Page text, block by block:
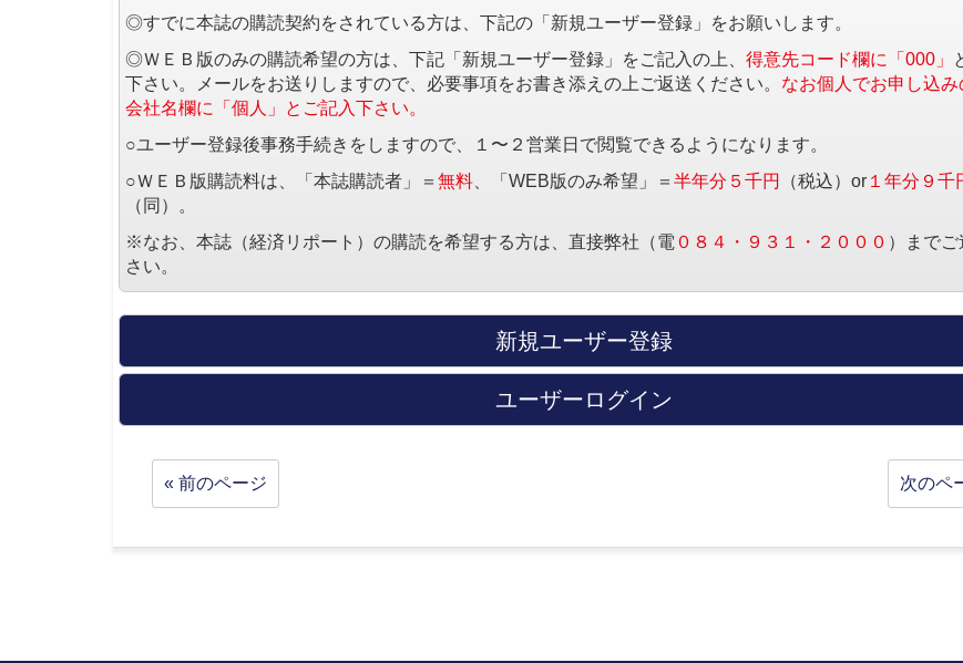
◎すでに本誌の購読契約をされている方は、下記の「新規ユーザー登録」をお願いします。
◎ＷＥＢ版のみの購読希望の方は、下記「新規ユーザー登録」をご記入の上、 得意先コード欄に「000」
下さい。メールをお送りしますので、必要事項をお書き添えの上ご返送ください。 なお個人でお申し込み
会社名欄に「個人」とご記入下さい。
○ユーザー登録後事務手続きをしますので、１〜２営業日で閲覧できるようになります。
○ＷＥＢ版購読料は、「本誌購読者」＝ 無料 、「WEB版のみ希望」＝ 半年分５千円 （税込）or １年分９千
（同）。
※なお、本誌（経済リポート）の購読を希望する方は、直接弊社（電 ０８４・９３１・２０００ ）まで
さい。
新規ユーザー登録
ユーザーログイン
« 前のページ 次のペ